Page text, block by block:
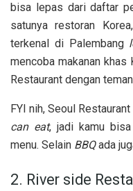
bisa lepas dari daftar
satunya restoran
terkenal di Palembang
mencoba makanan
Restaurant dengan
FYI nih, Seoul
can eat, jadi kamu
menu. Selain BBQada
2. River side